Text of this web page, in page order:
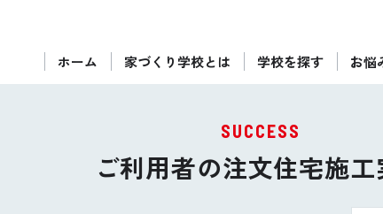
ホーム 家づくり学校とは 学校を探す お悩
ぴったりの住宅会社をご提案
後悔しない家づくりをレクチャー
セミナーをみる
SUCCESS
ご利用者の注文住宅施工